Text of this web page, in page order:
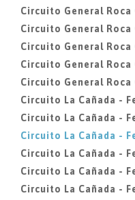
Circuito General Roca
Circuito General Roca
Circuito General Roca
Circuito General Roca
Circuito General Roca
Circuito La Cañada -
Circuito La Cañada -
Circuito La Cañada -
Circuito La Cañada -
Circuito La Cañada -
Circuito La Cañada -